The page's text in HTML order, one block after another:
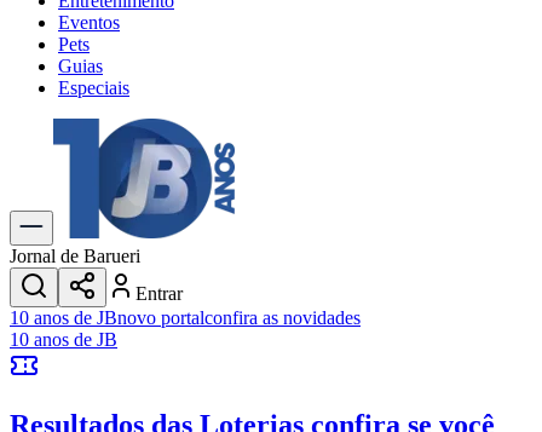
Eventos
Pets
Guias
Especiais
Explore Tudo
Últimas Notícias
Previsão do Tempo
Trânsito e Rotas
Dia a Dia & Lazer
Transportes
Gastronomia
Cinema & Shows
JogosNovo
Anuncie no Portal
Jornal de Barueri
Entrar
10 anos de JBnovo portalconfira as novidades
10 anos de JB
Resultados das Loterias confira se você